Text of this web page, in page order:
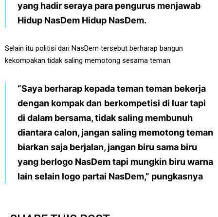
yang hadir seraya para pengurus menjawab
Hidup NasDem Hidup NasDem.
Selain itu politisi dari NasDem tersebut berharap bangun
kekompakan tidak saling memotong sesama teman.
“Saya berharap kepada teman teman bekerja
dengan kompak dan berkompetisi di luar tapi
di dalam bersama, tidak saling membunuh
diantara calon, jangan saling memotong teman
biarkan saja berjalan, jangan biru sama biru
yang berlogo NasDem tapi mungkin biru warna
lain selain logo partai NasDem,” pungkasnya